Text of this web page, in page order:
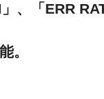
、「ERR
。